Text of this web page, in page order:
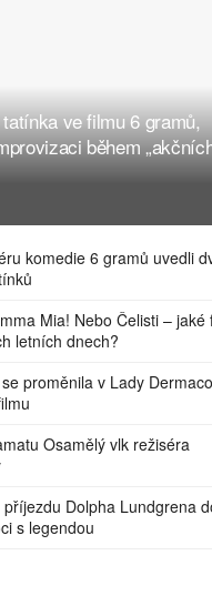
ve filmu 6 gramů,
během
komedie 6 gramů uvedli
Mia! Nebo Čelisti – jaké
letních dnech?
proměnila v Lady
Osamělý vlk režiséra
Dolpha Lundgrena
s legendou